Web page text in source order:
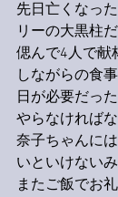
先日亡くなっ
リーの大黒柱
偲んで4人で献
しながらの食
日が必要だった
やらなければ
奈子ちゃんに
いといけない
またご飯でお